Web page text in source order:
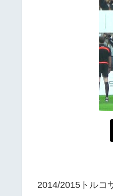
2014/2015トルコ